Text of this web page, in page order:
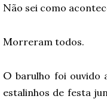
Não sei como
Morreram todos.
O barulho foi ouvido
estalinhos de festa